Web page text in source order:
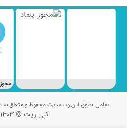
تمامی حقوق این وب سایت محفوظ و متعلق به
کپی رایت © 1403 - 1405